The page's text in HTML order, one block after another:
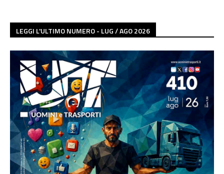
LEGGI L'ULTIMO NUMERO - LUG / AGO 2026